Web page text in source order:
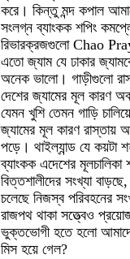
করে। কিন্তু মন্দ কপাল
সংলগ্ন ব্যাংকক শপিং
রিভারক্রজগুলো Chao
এতো জ্যাম যে ঢাকার
অনেক ভালো। গাড়ীগুলো
দেশের জ্যামের মূল কারণ
যেমন খুশি তেমন গাড়ি
জ্যামের মূল কারণ রাস্তায়
পড়ে। থাইল্যান্ড যে কয়টা
ব্যাংকক এদেশের
বিত্তশালীদের সংখ্যা
চলেছে নিজস্ব পরিবহনের
রাজপথ থাকা সত্ত্বেও
ভুক্তভোগী হতে হলো
মিস হয়ে গেল?